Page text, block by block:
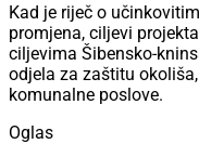
Kad je riječ o
promjena, ciljevi
ciljevima Šibensko-
odjela za zaštitu
komunalne poslove.
Oglas